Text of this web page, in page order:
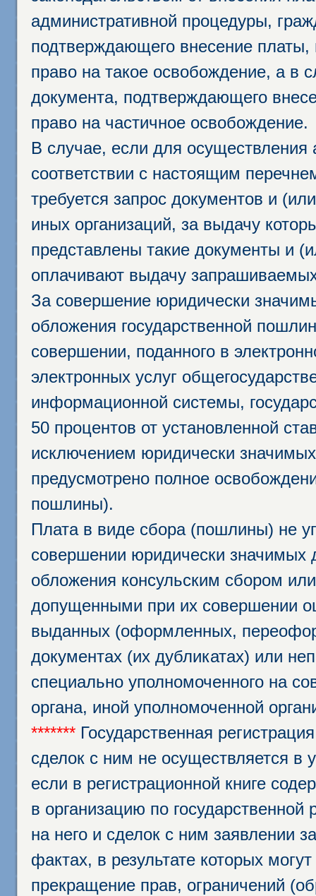
административной процедуры,
подтверждающего внесение
право на такое освобождение, а в
документа, подтверждающего
право на частичное освобождение.
В случае, если для осуществления
соответствии с настоящим
требуется запрос документов и
иных организаций, за выдачу
представлены такие документы и
оплачивают выдачу
За совершение юридически
обложения государственной
совершении, поданного в
электронных услуг
информационной системы,
50 процентов от установленной
исключением юридически
предусмотрено полное
пошлины).
Плата в виде сбора (пошлины) не
совершении юридически
обложения консульским сбором
допущенными при их совершении
выданных (оформленных,
документах (их дубликатах) или
специально уполномоченного на
органа, иной уполномоченной
******* Государственная
сделок с ним не осуществляется в
если в регистрационной книге
в организацию по
на него и сделок с ним заявлении
фактах, в результате которых
прекращение прав, ограничений